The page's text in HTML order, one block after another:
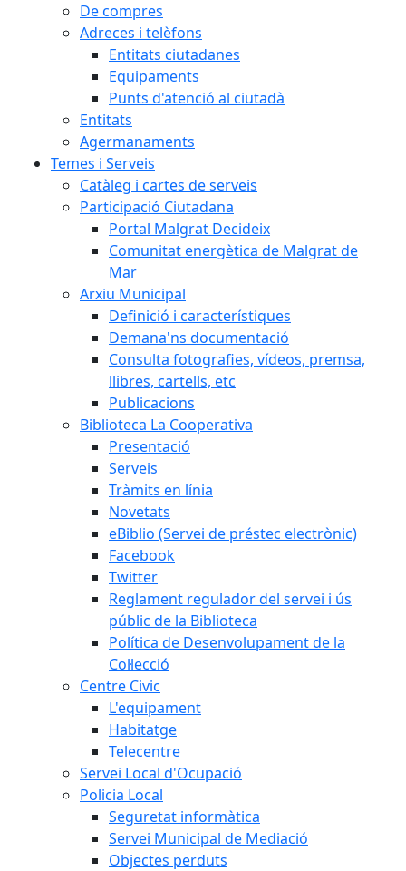
De compres
Adreces i telèfons
Entitats ciutadanes
Equipaments
Punts d'atenció al ciutadà
Entitats
Agermanaments
Temes i Serveis
Catàleg i cartes de serveis
Participació Ciutadana
Portal Malgrat Decideix
Comunitat energètica de Malgrat de
Mar
Arxiu Municipal
Definició i característiques
Demana'ns documentació
Consulta fotografies, vídeos, premsa,
llibres, cartells, etc
Publicacions
Biblioteca La Cooperativa
Presentació
Serveis
Tràmits en línia
Novetats
eBiblio (Servei de préstec electrònic)
Facebook
Twitter
Reglament regulador del servei i ús
públic de la Biblioteca
Política de Desenvolupament de la
Col·lecció
Centre Civic
L'equipament
Habitatge
Telecentre
Servei Local d'Ocupació
Policia Local
Seguretat informàtica
Servei Municipal de Mediació
Objectes perduts